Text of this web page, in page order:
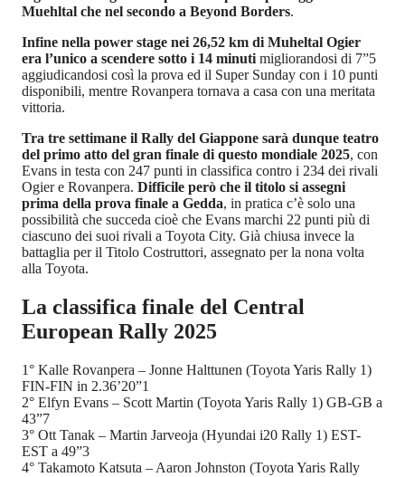
Muehltal che nel secondo a Beyond Borders.
Infine nella power stage nei 26,52 km di Muheltal Ogier
era l’unico a scendere sotto i 14 minutimigliorandosi di 7”5
aggiudicandosi così la prova ed il Super Sunday con i 10 punti
disponibili, mentre Rovanpera tornava a casa con una meritata
vittoria.
Tra tre settimane il Rally del Giappone sarà dunque teatro
del primo atto del gran finale di questo mondiale 2025, con
Evans in testa con 247 punti in classifica contro i 234 dei rivali
Ogier e Rovanpera. Difficile però che il titolo si assegni
prima della prova finale a Gedda, in pratica c’è solo una
possibilità che succeda cioè che Evans marchi 22 punti più di
ciascuno dei suoi rivali a Toyota City. Già chiusa invece la
battaglia per il Titolo Costruttori, assegnato per la nona volta
alla Toyota.
La classifica finale del Central
European Rally 2025
1° Kalle Rovanpera – Jonne Halttunen (Toyota Yaris Rally 1)
FIN-FIN in 2.36’20”1
2° Elfyn Evans – Scott Martin (Toyota Yaris Rally 1) GB-GB a
43”7
3° Ott Tanak – Martin Jarveoja (Hyundai i20 Rally 1) EST-
EST a 49”3
4° Takamoto Katsuta – Aaron Johnston (Toyota Yaris Rally